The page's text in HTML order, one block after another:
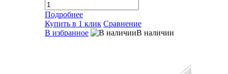
Подробнее
Купить в 1 клик Сравнение
В избранное
В наличии